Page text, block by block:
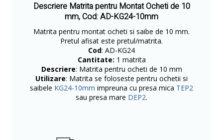
Descriere Matrita pentru Montat Ocheti de 10
mm, Cod: AD-KG24-10mm
Matrita pentru montat ocheti si saibe de 10 mm.
Pretul afisat este pretul/matrita.
Cod: AD-KG24
Cantitate: 1 matrita
Descriere: Matrita pentru ocheti de 10 mm
Utilizare: Matrita se foloseste pentru ochetii si
saibele KG24-10mm impreuna cu presa mica TEP2
sau presa mare DEP2.